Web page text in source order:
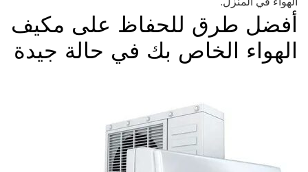
أفضل طرق للحفاظ على مكيف
الهواء الخاص بك في حالة جيدة